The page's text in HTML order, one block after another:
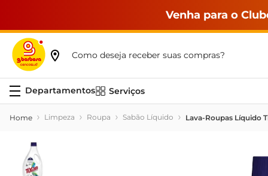
Venha para o
Como deseja receber suas compras?
Serviços
Limpeza Roupa Sabão Líquido Lava-Roupas Líquido